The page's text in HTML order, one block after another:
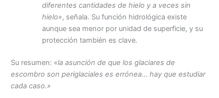
diferentes cantidades de hielo y a veces sin
hielo», señala. Su función hidrológica existe
aunque sea menor por unidad de superficie, y su
protección también es clave.
Su resumen: «la asunción de que los glaciares de
escombro son periglaciales es errónea… hay que estudiar
cada caso.»